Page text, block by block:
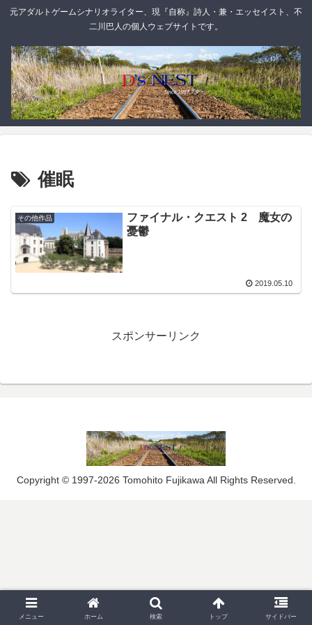
元アダルトゲームシナリオライター、現『自称』詩人・兼・エッセイスト、不
二川巴人の個人ウェブサイトです。
催眠
その他作品
ファイナル・クエスト 2 魔女の
憂鬱
2019.05.10
スポンサーリンク
Copyright © 1997-2026 Tomohito Fujikawa All Rights Reserved.
メニュー ホーム 検索 トップ サイドバー